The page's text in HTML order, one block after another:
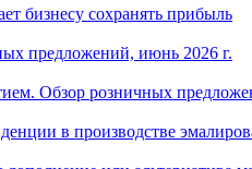
бизнесу сохранять прибыль
предложений, июнь 2026 г.
Обзор розничных
в производстве